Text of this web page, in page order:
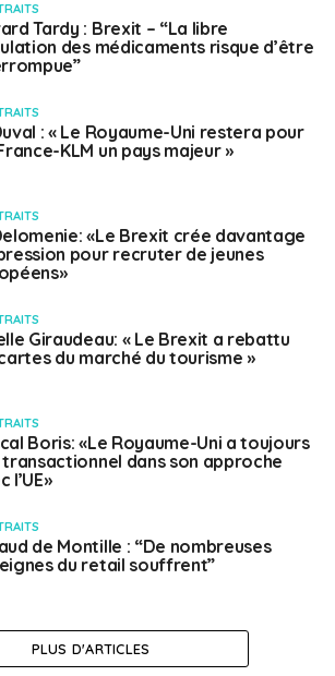
Tardy : Brexit – “La libre
des médicaments risque d’être
: « Le Royaume-Uni restera pour
KLM un pays majeur »
«Le Brexit crée davantage
pour recruter de jeunes
Giraudeau: « Le Brexit a rebattu
du marché du tourisme »
Boris: «Le Royaume-Uni a toujours
dans son approche
l’UE»
de Montille : “De nombreuses
du retail souffrent”
PLUS D'ARTICLES